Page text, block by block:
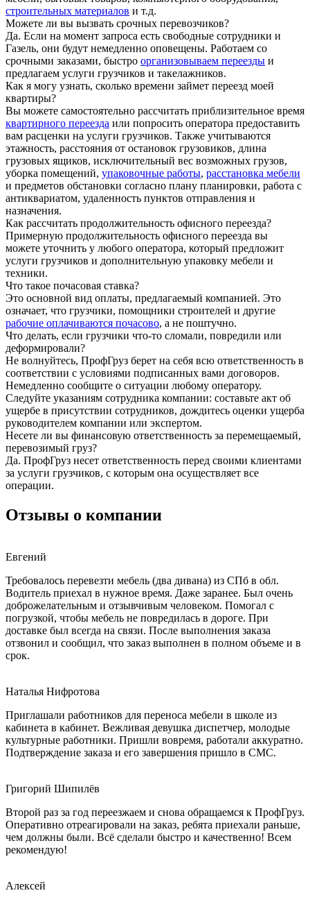
строительных материалов и т.д.
Можете ли вы вызвать срочных перевозчиков?
Да. Если на момент запроса есть свободные сотрудники и
Газель, они будут немедленно оповещены. Работаем со
срочными заказами, быстро организовываем переезды и
предлагаем услуги грузчиков и такелажников.
Как я могу узнать, сколько времени займет переезд моей
квартиры?
Вы можете самостоятельно рассчитать приблизительное время
квартирного переезда или попросить оператора предоставить
вам расценки на услуги грузчиков. Также учитываются
этажность, расстояния от остановок грузовиков, длина
грузовых ящиков, исключительный вес возможных грузов,
уборка помещений, упаковочные работы, расстановка мебели
и предметов обстановки согласно плану планировки, работа с
антиквариатом, удаленность пунктов отправления и
назначения.
Как рассчитать продолжительность офисного переезда?
Примерную продолжительность офисного переезда вы
можете уточнить у любого оператора, который предложит
услуги грузчиков и дополнительную упаковку мебели и
техники.
Что такое почасовая ставка?
Это основной вид оплаты, предлагаемый компанией. Это
означает, что грузчики, помощники строителей и другие
рабочие оплачиваются почасово, а не поштучно.
Что делать, если грузчики что-то сломали, повредили или
деформировали?
Не волнуйтесь, ПрофГруз берет на себя всю ответственность в
соответствии с условиями подписанных вами договоров.
Немедленно сообщите о ситуации любому оператору.
Следуйте указаниям сотрудника компании: составьте акт об
ущербе в присутствии сотрудников, дождитесь оценки ущерба
руководителем компании или экспертом.
Несете ли вы финансовую ответственность за перемещаемый,
перевозимый груз?
Да. ПрофГруз несет ответственность перед своими клиентами
за услуги грузчиков, с которым она осуществляет все
операции.
Отзывы о компании
Евгений
Требовалось перевезти мебель (два дивана) из СПб в обл.
Водитель приехал в нужное время. Даже заранее. Был очень
доброжелательным и отзывчивым человеком. Помогал с
погрузкой, чтобы мебель не повредилась в дороге. При
доставке был всегда на связи. После выполнения заказа
отзвонил и сообщил, что заказ выполнен в полном объеме и в
срок.
Наталья Нифротова
Приглашали работников для переноса мебели в школе из
кабинета в кабинет. Вежливая девушка диспетчер, молодые
культурные работники. Пришли вовремя, работали аккуратно.
Подтверждение заказа и его завершения пришло в СМС.
Григорий Шипилёв
Второй раз за год переезжаем и снова обращаемся к ПрофГруз.
Оперативно отреагировали на заказ, ребята приехали раньше,
чем должны были. Всё сделали быстро и качественно! Всем
рекомендую!
Алексей